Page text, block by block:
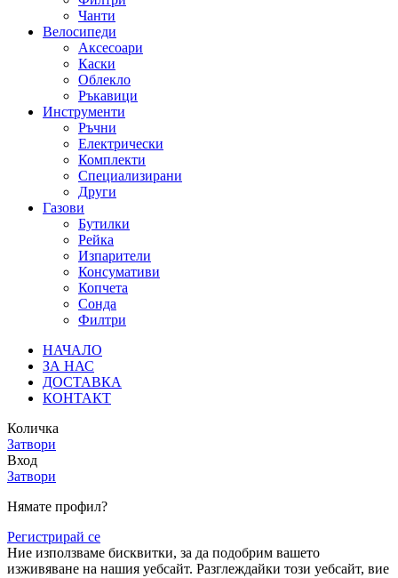
Чанти
Велосипеди
Аксесоари
Каски
Облекло
Ръкавици
Инструменти
Ръчни
Електрически
Комплекти
Специализирани
Други
Газови
Бутилки
Рейка
Изпарители
Консумативи
Копчета
Сонда
Филтри
НАЧАЛО
ЗА НАС
ДОСТАВКА
КОНТАКТ
Количка
Затвори
Вход
Затвори
Нямате профил?
Регистрирай се
Ние използваме бисквитки, за да подобрим вашето
изживяване на нашия уебсайт. Разглеждайки този уебсайт, вие